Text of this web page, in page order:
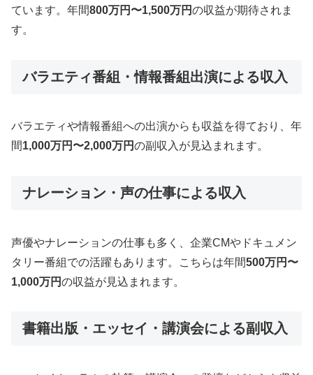
ています。年間800万円〜1,500万円の収益が期待されま
す。
バラエティ番組・情報番組出演による収入
バラエティや情報番組への出演からも収益を得ており、年
間1,000万円〜2,000万円の副収入が見込まれます。
ナレーション・声の仕事による収入
声優やナレーションの仕事も多く、企業CMやドキュメン
タリー番組での活躍もあります。こちらは年間500万円〜
1,000万円の収益が見込まれます。
書籍出版・エッセイ・講演会による副収入